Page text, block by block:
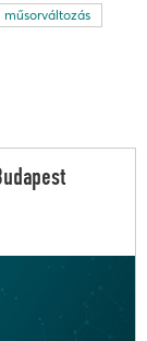
műsorváltozás